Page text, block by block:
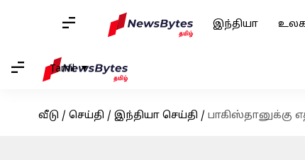
இந்தியா
Tamil
வீடு / செய்தி / இந்தியா செய்தி / பாகிஸ்தானுக்கு